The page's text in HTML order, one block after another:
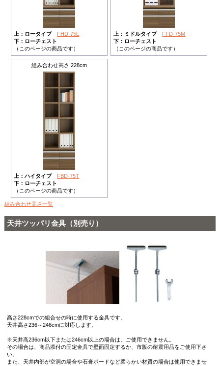
上：ロータイプ
FHD-75L
下：ローチェスト
（このページの商品です）
上：ミドルタイプ
FFD-75M
下：ローチェスト
（このページの商品です）
組み合わせ高さ 228cm
上：ハイタイプ
FBD-75T
下：ローチェスト
（このページの商品です）
組み合わせ高さ一覧
天井ツッパリ金具（別売り）
高さ228cmでの組合せの時に使用する金具です。
天井高さ236～246cmに対応します。
※天井高236cm以下または246cm以上の場合は、ご使用できません。
その場合は、商品添付の固定金具で壁面固定するか、市販の耐震用品をご使用下さ
い。
また、天井内部が空洞の場合や石膏ボードなど柔らかい材質の場合は使用できませ